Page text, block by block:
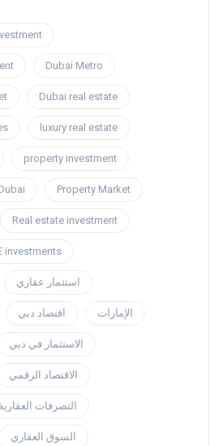
Dubai Metro
Dubai real estate
luxury real estate
property investment
Property Market
Real estate investment
investments
استثمار عقاري
اقتصاد دبي الإمارات
الاستثمار في دبي
الاقتصاد الرقمي
التصرفات العقارية
السوق العقاري